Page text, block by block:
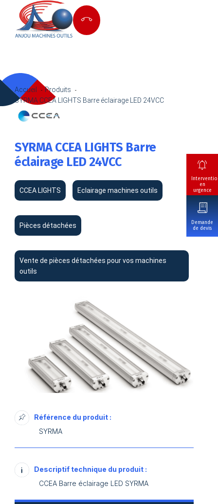
en
urgence
Demande
de devis
Accueil
Produits
SYRMA CCEA LIGHTS Barre éclairage LED 24VCC
SYRMA CCEA LIGHTS Barre
éclairage LED 24VCC
CCEA LIGHTS Eclairage machines outils
Pièces détachées
Vente de pièces détachées pour vos machines
outils
Référence du produit :
SYRMA
Descriptif technique du produit :
CCEA Barre éclairage LED SYRMA